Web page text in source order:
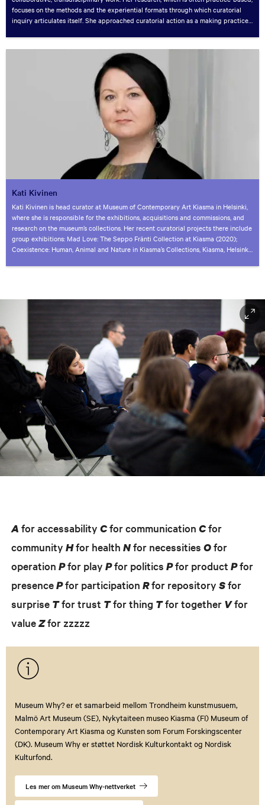
focuses on the methods and the experiential formats through which curatorial
inquiry articulates itself. She approached curatorial action as a making practice
PhD in contemporary curating from Aarhus University and presently teaches at
Urban Design and Art and Technology, Aalborg University. Recent publications
include co-editing the volume “New Infrastructures, Performative Infrastructures
in the Art Field”, special issue of Passepartout.
Kati Kivinen
Kati Kivinen is head curator at Museum of Contemporary Art Kiasma in Helsinki,
where she is responsible for the exhibitions, acquisitions and commissions, and
research on the museum’s collections. Her recent curatorial projects there include
group exhibitions: Mad Love: The Seppo Fränti Collection at Kiasma (2020);
Coexistence: Human, Animal and Nature in Kiasma’s Collections, Kiasma, Helsinki
Kiasma, Helsinki (2018); and solo exhibitions of Mika Vainio: 50 Hz (2020). She
A for accessability Cfor communication Cfor
community Hfor health Nfor necessities Ofor
operation Pfor play Pfor politics Pfor product Pfor
presencePfor participation Rfor repository Sfor
surprise Tfor trust Tfor thing Tfor together Vfor
valueZfor zzzzz
Museum Why? er et samarbeid mellom Trondheim kunstmusuem,
Malmö Art Museum (SE), Nykytaiteen museo Kiasma (FI) Museum of
Contemporary Art Kiasma og Kunsten som Forum Forskingscenter
(DK). Museum Why er støttet Nordisk Kulturkontakt og Nordisk
Kulturfond.
Les mer om Museum Why-nettverket